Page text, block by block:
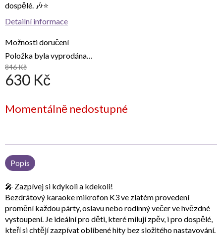
846 Kč
630 Kč
cena:
Momentálně nedostupné
Možnosti doručení
Položka byla vyprodána…
dospělé. 🎶⭐
Detailní informace
Popis
🎤 Zazpívej si kdykoli a kdekoli!
Bezdrátový karaoke mikrofon K3 ve zlatém provedení
promění každou párty, oslavu nebo rodinný večer ve hvězdné
vystoupení. Je ideální pro děti, které milují zpěv, i pro dospělé,
kteří si chtějí zazpívat oblíbené hity bez složitého nastavování.